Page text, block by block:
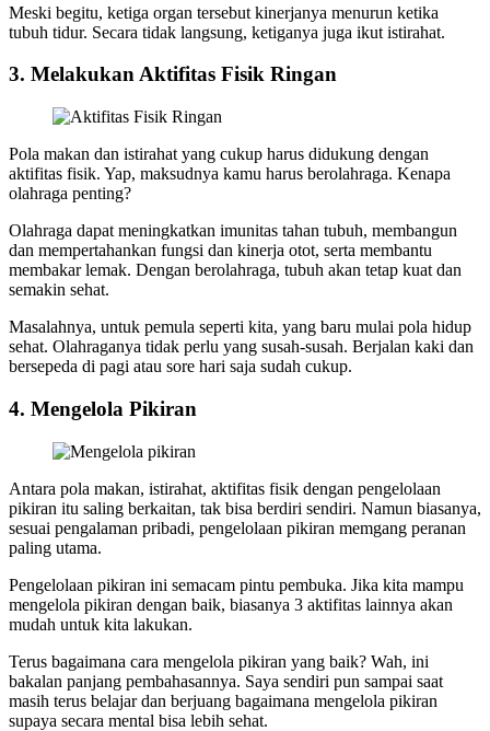
Meski begitu, ketiga organ tersebut kinerjanya menurun ketika
tubuh tidur. Secara tidak langsung, ketiganya juga ikut istirahat.
3. Melakukan Aktifitas Fisik Ringan
Pola makan dan istirahat yang cukup harus didukung dengan
aktifitas fisik. Yap, maksudnya kamu harus berolahraga. Kenapa
olahraga penting?
Olahraga dapat meningkatkan imunitas tahan tubuh, membangun
dan mempertahankan fungsi dan kinerja otot, serta membantu
membakar lemak. Dengan berolahraga, tubuh akan tetap kuat dan
semakin sehat.
Masalahnya, untuk pemula seperti kita, yang baru mulai pola hidup
sehat. Olahraganya tidak perlu yang susah-susah. Berjalan kaki dan
bersepeda di pagi atau sore hari saja sudah cukup.
4. Mengelola Pikiran
Antara pola makan, istirahat, aktifitas fisik dengan pengelolaan
pikiran itu saling berkaitan, tak bisa berdiri sendiri. Namun biasanya,
sesuai pengalaman pribadi, pengelolaan pikiran memgang peranan
paling utama.
Pengelolaan pikiran ini semacam pintu pembuka. Jika kita mampu
mengelola pikiran dengan baik, biasanya 3 aktifitas lainnya akan
mudah untuk kita lakukan.
Terus bagaimana cara mengelola pikiran yang baik? Wah, ini
bakalan panjang pembahasannya. Saya sendiri pun sampai saat
masih terus belajar dan berjuang bagaimana mengelola pikiran
supaya secara mental bisa lebih sehat.